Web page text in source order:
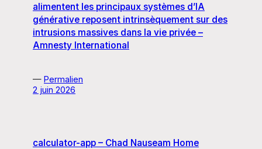
alimentent les principaux systèmes d’IA
générative reposent intrinsèquement sur des
intrusions massives dans la vie privée –
Amnesty International
— Permalien
2 juin 2026
calculator-app – Chad Nauseam Home